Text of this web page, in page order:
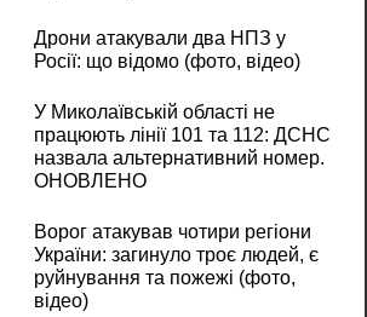
Дрони атакували два НПЗ у
Росії: що відомо (фото, відео)
У Миколаївській області не
працюють лінії 101 та 112: ДСНС
назвала альтернативний номер.
ОНОВЛЕНО
Ворог атакував чотири регіони
України: загинуло троє людей, є
руйнування та пожежі (фото,
відео)